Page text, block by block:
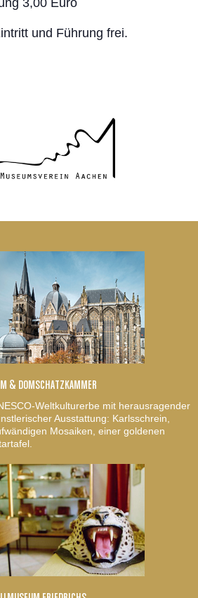
3,00 Euro
und Führung frei.
& DOMSCHATZKAMMER
Weltkulturerbe mit herausragender
Ausstattung: Karlsschrein,
Mosaiken, einer goldenen